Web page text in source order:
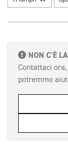
NON C'È
Contattaci
potremmo